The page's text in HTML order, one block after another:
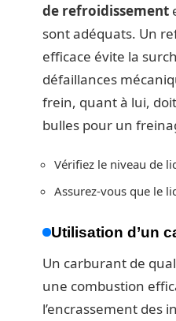
de refroidissement
sont adéquats. Un
efficace évite la
défaillances
frein, quant à lui,
bulles pour un
Vérifiez le niveau de
Assurez-vous que le
Utilisation d’un
Un carburant de
une combustion
l’encrassement des